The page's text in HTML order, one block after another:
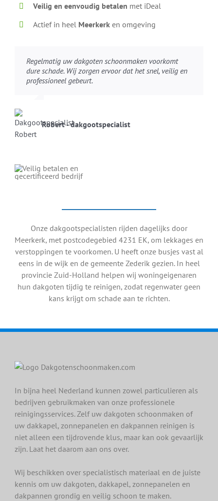
Veilig en eenvoudig betalen met iDeal
Actief in heel Meerkerk en omgeving
Regelmatig uw dakgoten schoonmaken voorkomt
dure schade. Wij zorgen ervoor dat het snel, veilig en
professioneel gebeurt.
Robert - dakgootspecialist
Onze dakgootspecialisten rijden dagelijks door
Meerkerk, met postcodegebied 4231 EK, om lekkages en
verstoppingen te voorkomen. U heeft onze busjes vast al
eens in de wijk en de gemeente Zederik gezien. In heel
provincie Zuid-Holland helpen wij woningeigenaren
hun dakgoten tijdig te reinigen, zodat regenwater geen
kans krijgt om schade aan te richten.
In bijna heel Nederland kunnen zowel particulieren als
bedrijven gebruikmaken van onze professionele
reinigingsservices. Zelf uw dakgoten schoonmaken of
uw dakkapel, zonnepanelen en dakpannen reinigen is
niet alleen een tijdrovende klus, maar kan ook gevaarlijk
zijn. Laat het daarom aan ons over.
Wij beschikken over specialistisch materiaal en de juiste
kennis om uw dakgoten, dakkapel, zonnepanelen en
dakpannen grondig en veilig schoon te maken.